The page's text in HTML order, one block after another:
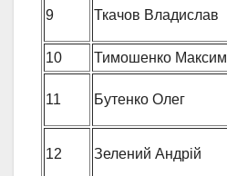
9 Ткачов Владислав
10 Тимошенко Максим
11 Бутенко Олег
12 Зелений Андрій